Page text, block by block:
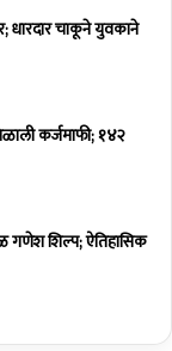
धारदार चाकूने युवकाने
कर्जमाफी; १४२
गणेश शिल्प; ऐतिहासिक